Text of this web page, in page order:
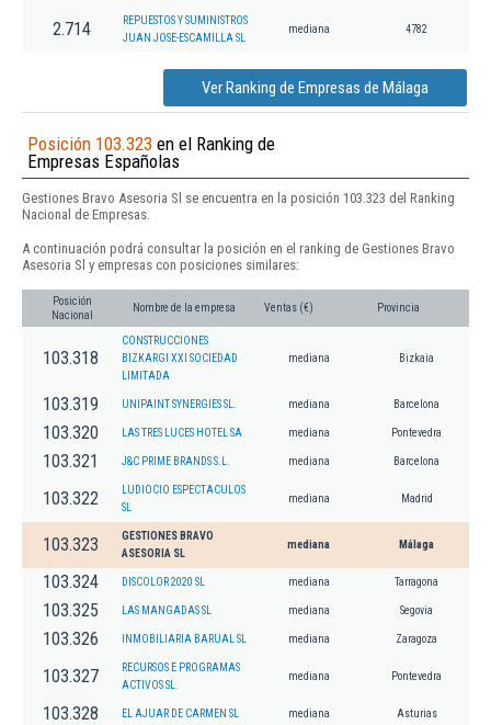
2.714
REPUESTOS Y SUMINISTROS
JUAN JOSE-ESCAMILLA SL
mediana 4782
Ver Ranking de Empresas de Málaga
Posición 103.323 en el Ranking de
Empresas Españolas
Gestiones Bravo Asesoria Sl se encuentra en la posición 103.323 del Ranking
Nacional de Empresas.
A continuación podrá consultar la posición en el ranking de Gestiones Bravo
Asesoria Sl y empresas con posiciones similares:
Posición
Nacional
Nombre de la empresa Ventas (€) Provincia
103.318
CONSTRUCCIONES
BIZKARGI XXI SOCIEDAD
LIMITADA
mediana Bizkaia
103.319 UNIPAINT SYNERGIES SL. mediana Barcelona
103.320 LAS TRES LUCES HOTEL SA mediana Pontevedra
103.321 J&C PRIME BRANDS S.L. mediana Barcelona
103.322
LUDIOCIO ESPECTACULOS
SL
mediana Madrid
103.323
GESTIONES BRAVO
ASESORIA SL
mediana Málaga
103.324 DISCOLOR 2020 SL mediana Tarragona
103.325 LAS MANGADAS SL mediana Segovia
103.326 INMOBILIARIA BARUAL SL mediana Zaragoza
103.327
RECURSOS E PROGRAMAS
ACTIVOS SL.
mediana Pontevedra
103.328 EL AJUAR DE CARMEN SL mediana Asturias